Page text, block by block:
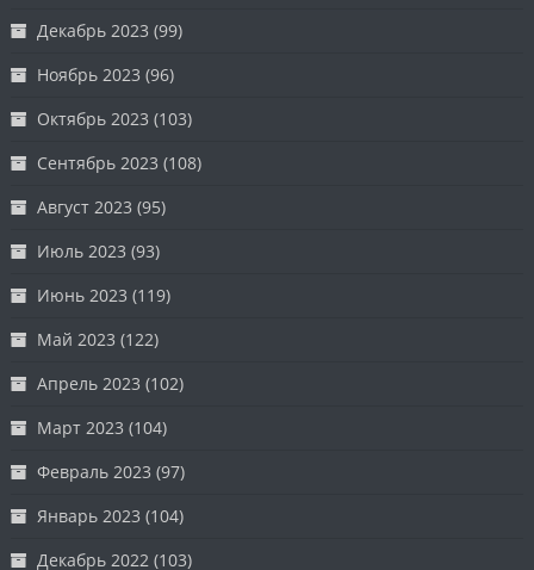
Декабрь 2023 (99)
Ноябрь 2023 (96)
Октябрь 2023 (103)
Сентябрь 2023 (108)
Август 2023 (95)
Июль 2023 (93)
Июнь 2023 (119)
Май 2023 (122)
Апрель 2023 (102)
Март 2023 (104)
Февраль 2023 (97)
Январь 2023 (104)
Декабрь 2022 (103)